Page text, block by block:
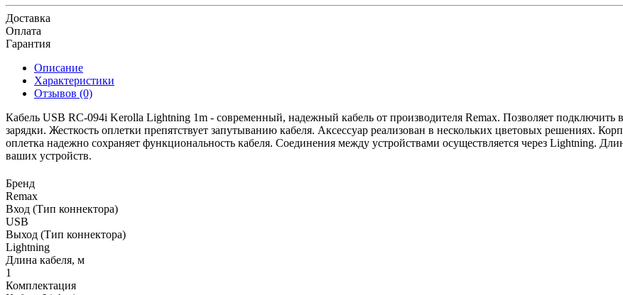
Доставка
Оплата
Гарантия
Описание
Характеристики
Отзывов (0)
Кабель USB RC-094i Kerolla Lightning 1m - современный, надежный кабель от производителя Remax. Позволяет подключить
зарядки. Жесткость оплетки препятствует запутыванию кабеля. Аксессуар реализован в нескольких цветовых решениях.
оплетка надежно сохраняет функциональность кабеля. Соединения между устройствами осуществляется через Lightning.
ваших устройств.
Бренд
Remax
Вход (Тип коннектора)
USB
Выход (Тип коннектора)
Lightning
Длина кабеля, м
1
Комплектация